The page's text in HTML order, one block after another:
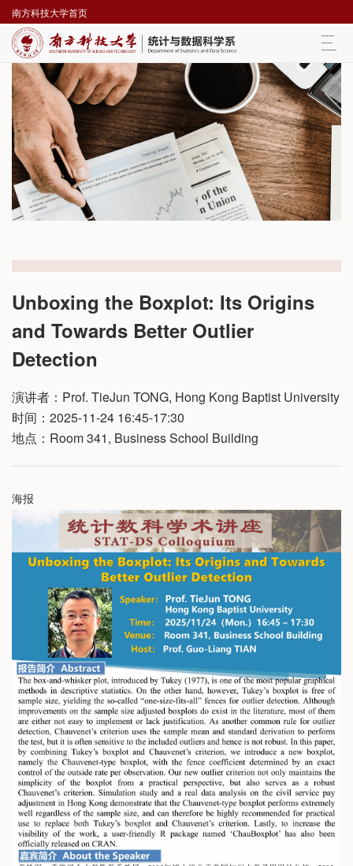
南方科技大学首页
Unboxing the Boxplot: Its Origins
and Towards Better Outlier
Detection
演讲者：Prof. TieJun TONG, Hong Kong Baptist University
时间：2025-11-24 16:45-17:30
地点：Room 341, Business School Building
海报